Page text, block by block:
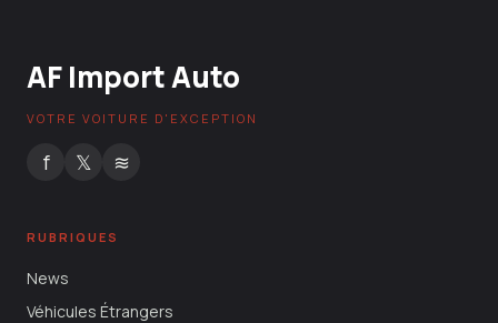
AF Import Auto
VOTRE VOITURE D'EXCEPTION
f 𝕏 ≋
RUBRIQUES
News
Véhicules Étrangers